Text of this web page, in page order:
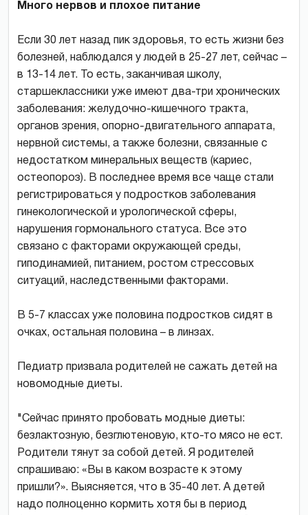
Много нервов и плохое питание
Если 30 лет назад пик здоровья, то есть жизни без
болезней, наблюдался у людей в 25-27 лет, сейчас –
в 13-14 лет. То есть, заканчивая школу,
старшеклассники уже имеют два-три хронических
заболевания: желудочно-кишечного тракта,
органов зрения, опорно-двигательного аппарата,
нервной системы, а также болезни, связанные с
недостатком минеральных веществ (кариес,
остеопороз). В последнее время все чаще стали
регистрироваться у подростков заболевания
гинекологической и урологической сферы,
нарушения гормонального статуса. Все это
связано с факторами окружающей среды,
гиподинамией, питанием, ростом стрессовых
ситуаций, наследственными факторами.
В 5-7 классах уже половина подростков сидят в
очках, остальная половина – в линзах.
Педиатр призвала родителей не сажать детей на
новомодные диеты.
"Сейчас принято пробовать модные диеты:
безлактозную, безглютеновую, кто-то мясо не ест.
Родители тянут за собой детей. Я родителей
спрашиваю: «Вы в каком возрасте к этому
пришли?». Выясняется, что в 35-40 лет. А детей
надо полноценно кормить хотя бы в период